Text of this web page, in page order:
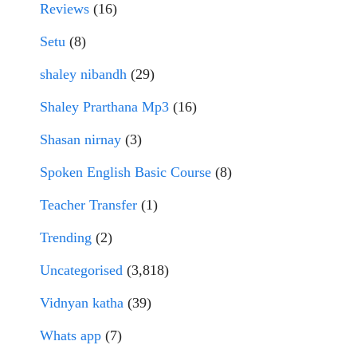
Reviews (16)
Setu (8)
shaley nibandh (29)
Shaley Prarthana Mp3 (16)
Shasan nirnay (3)
Spoken English Basic Course (8)
Teacher Transfer (1)
Trending (2)
Uncategorised (3,818)
Vidnyan katha (39)
Whats app (7)